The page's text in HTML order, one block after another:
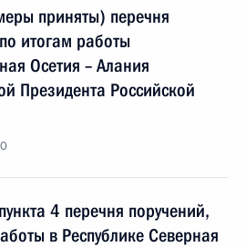
приняты) перечня
итогам работы
Осетия – Алания
Президента Российской
4 перечня поручений,
в Республике Северная